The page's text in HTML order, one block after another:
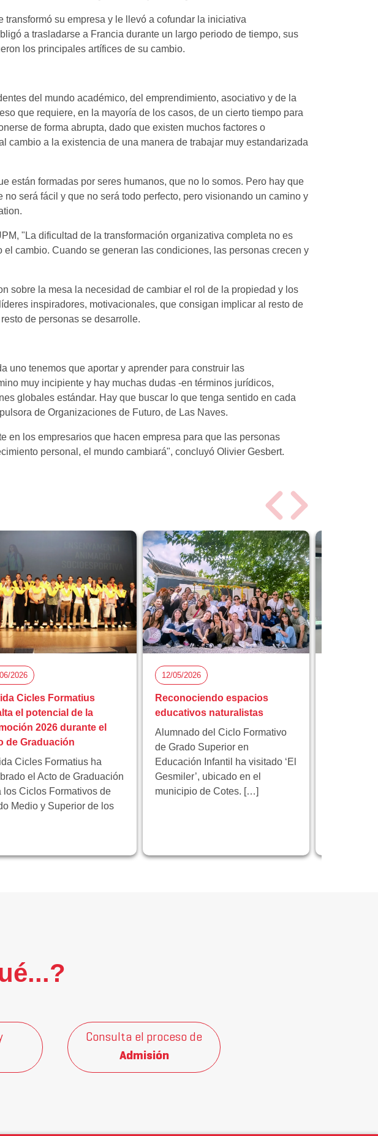
su empresa y le llevó a cofundar la iniciativa
a trasladarse a Francia durante un largo periodo de tiempo, sus
los principales artífices de su cambio.
del mundo académico, del emprendimiento, asociativo y de la
que requiere, en la mayoría de los casos, de un cierto tiempo para
de forma abrupta, dado que existen muchos factores o
a la existencia de una manera de trabajar muy estandarizada
están formadas por seres humanos, que no lo somos. Pero hay que
será fácil y que no será todo perfecto, pero visionando un camino y
"La dificultad de la transformación organizativa completa no es
cambio. Cuando se generan las condiciones, las personas crecen y
sobre la mesa la necesidad de cambiar el rol de la propiedad y los
inspiradores, motivacionales, que consigan implicar al resto de
de personas se desarrolle.
uno tenemos que aportar y aprender para construir las
muy incipiente y hay muchas dudas -en términos jurídicos,
globales estándar. Hay que buscar lo que tenga sentido en cada
de Organizaciones de Futuro, de Las Naves.
en los empresarios que hacen empresa para que las personas
personal, el mundo cambiará", concluyó Olivier Gesbert.
2026
Cicles Formatius
el potencial de la
2026 durante el
de Graduación
Cicles Formatius ha
el Acto de Graduación
los Ciclos Formativos de
Medio y Superior de los
12/05/2026
Reconociendo espacios
educativos naturalistas
Alumnado del Ciclo Formativo
de Grado Superior en
Educación Infantil ha visitado ‘El
Gesmiler’, ubicado en el
municipio de Cotes. […]
Consulta el proceso de
Admisión